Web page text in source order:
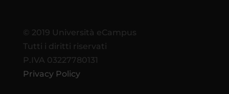
© 2019 Università eCampus
Tutti i diritti riservati
P.IVA 03227780131
Privacy Policy